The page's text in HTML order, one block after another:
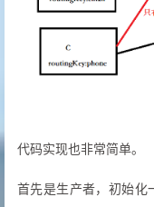
代码实现也非常简单。
首先是生产者，初始化